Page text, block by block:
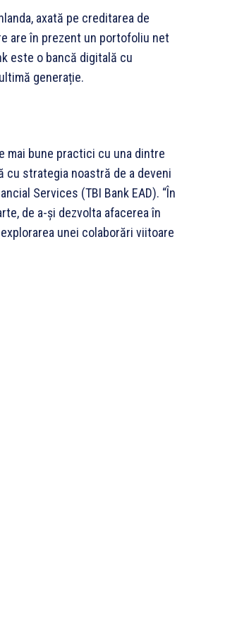
axată pe creditarea de
are în prezent un portofoliu net
este o bancă digitală cu
generație.
mai bune practici cu una dintre
cu strategia noastră de a deveni
Services (TBI Bank EAD). “În
de a-și dezvolta afacerea în
unei colaborări viitoare